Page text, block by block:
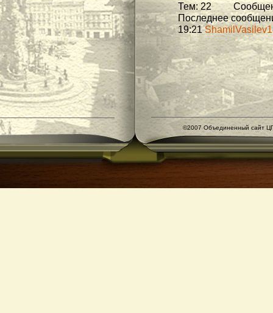
Тем: 22
Последнее
19:21
©2007 Объединенный сайт